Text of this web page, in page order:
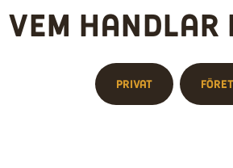
Vem handlar
Privat